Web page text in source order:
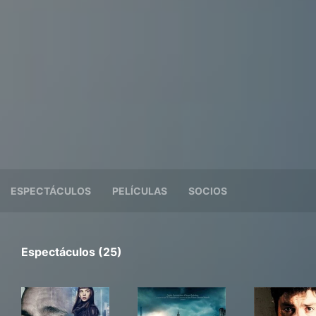
ESPECTÁCULOS PELÍCULAS SOCIOS
Espectáculos (25)